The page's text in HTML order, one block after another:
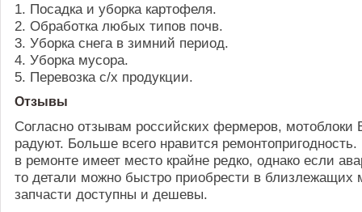
1. Посадка и уборка картофеля.
2. Обработка любых типов почв.
3. Уборка снега в зимний период.
4. Уборка мусора.
5. Перевозка с/х продукции.
Отзывы
Согласно отзывам российских фермеров, мотоблоки
радуют. Больше всего нравится
в ремонте имеет место крайне редко, однако если
то детали можно быстро приобрести в близлежащих
запчасти доступны и дешевы.